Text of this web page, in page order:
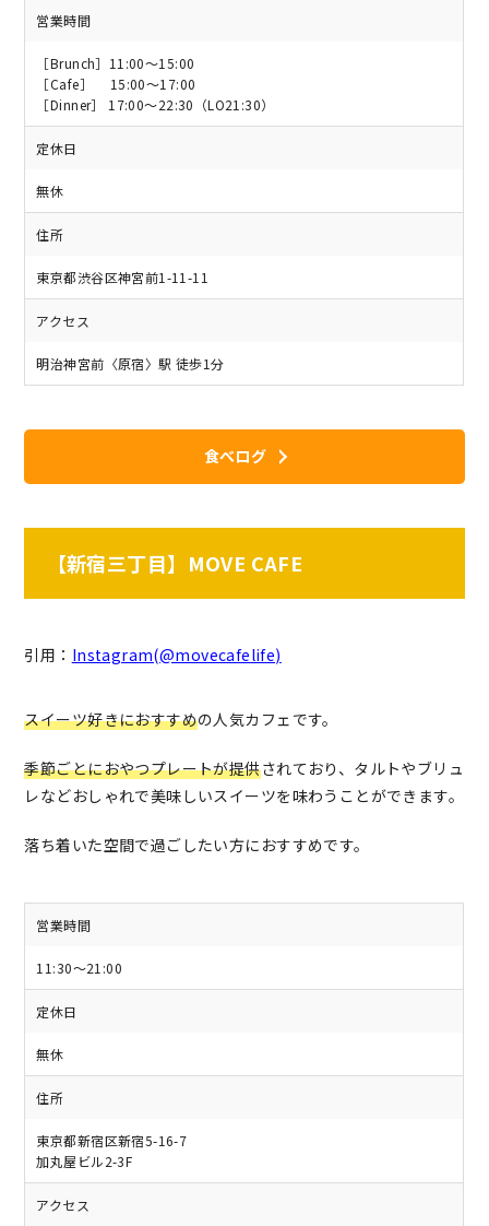
営業時間
［Brunch］11:00～15:00
［Cafe］ 15:00～17:00
［Dinner］ 17:00～22:30（LO21:30）
定休日
無休
住所
東京都渋谷区神宮前1-11-11
アクセス
明治神宮前〈原宿〉駅 徒歩1分
食べログ
【新宿三丁目】MOVE CAFE
引用： Instagram(@movecafelife)
スイーツ好きにおすすめの人気カフェです。
季節ごとにおやつプレートが提供されており、タルトやブリュ
レなどおしゃれで美味しいスイーツを味わうことができます。
落ち着いた空間で過ごしたい方におすすめです。
営業時間
11:30～21:00
定休日
無休
住所
東京都新宿区新宿5-16-7
加丸屋ビル2-3F
アクセス